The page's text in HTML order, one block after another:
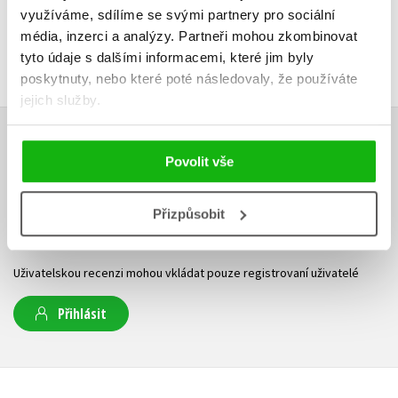
využíváme, sdílíme se svými partnery pro sociální
média, inzerci a analýzy. Partneři mohou zkombinovat
tyto údaje s dalšími informacemi, které jim byly
poskytnuty, nebo které poté následovaly, že používáte
jejich služby.
Povolit vše
Přizpůsobit
HODNOCENÍ ČTENÁŘŮ
V současné době nejsou vytvořena žádná uživatelská hodnocení.
Vaše hodnocení
Uživatelskou recenzi mohou vkládat pouze registrovaní uživatelé
Přihlásit